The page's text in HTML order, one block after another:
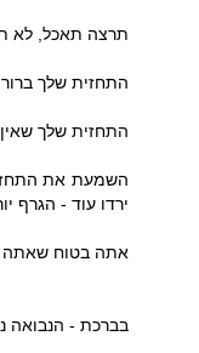
תרצה תאכל, לא
התחזית שלך
התחזית שלך
השמעת את
ירדו עוד - הגרף
אתה בטוח שאתה
בברכת - הנבואה